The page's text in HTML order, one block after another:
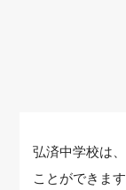
弘済中学校は
ことができます